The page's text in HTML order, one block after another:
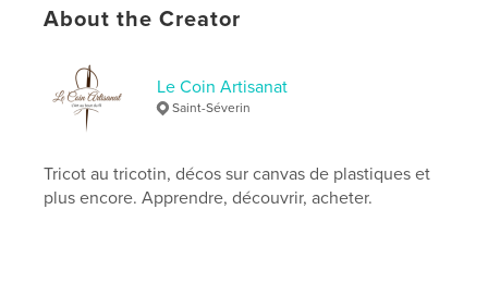
Keywords
About the Creator
Le Coin Artisanat
Saint-Séverin
Tricot au tricotin, décos sur canvas de plastiques et
plus encore. Apprendre, découvrir, acheter.